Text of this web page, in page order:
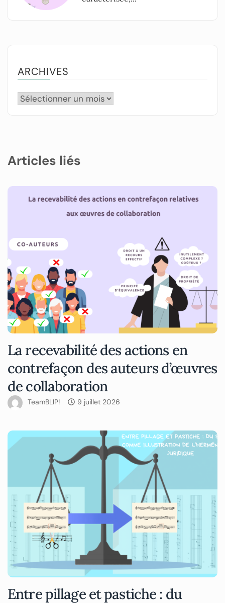
ARCHIVES
Articles liés
La recevabilité des actions en
contrefaçon des auteurs d’œuvres
de collaboration
TeamBLIP! 9 juillet 2026
Entre pillage et pastiche : du